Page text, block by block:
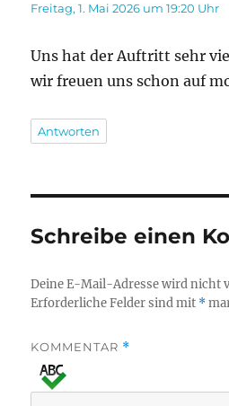
Freitag, 1. Mai 2026 um 19:20 Uhr
Uns hat der Auftritt sehr
wir freuen uns schon auf
Antworten
Schreibe einen
Deine E-Mail-Adresse wird nicht
Erforderliche Felder sind mit *
KOMMENTAR *